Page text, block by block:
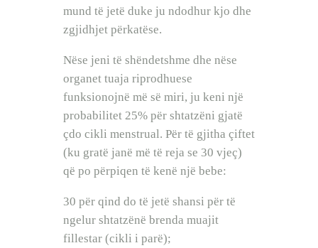
mund të jetë duke ju ndodhur kjo dhe
zgjidhjet përkatëse.
Nëse jeni të shëndetshme dhe nëse
organet tuaja riprodhuese
funksionojnë më së miri, ju keni një
probabilitet 25% për shtatzëni gjatë
çdo cikli menstrual. Për të gjitha çiftet
(ku gratë janë më të reja se 30 vjeç)
që po përpiqen të kenë një bebe:
30 për qind do të jetë shansi për të
ngelur shtatzënë brenda muajit
fillestar (cikli i parë);